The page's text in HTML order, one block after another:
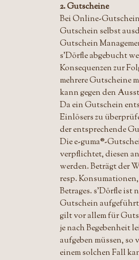
2. Gutscheine
Bei Online-
Gutschein selbst
Gutschein
s'Dörfle abgebucht
Konsequenzen zur
mehrere Gutscheine
kann gegen den
Da ein Gutschein
Einlösers zu
der entsprechende
Die e-guma®-
verpflichtet, diesen
werden. Beträgt der
resp.
Betrages. s'Dörfle ist
Gutschein
gilt vor allem für
je nach Begebenheit
aufgeben müssen,
einem solchen Fall